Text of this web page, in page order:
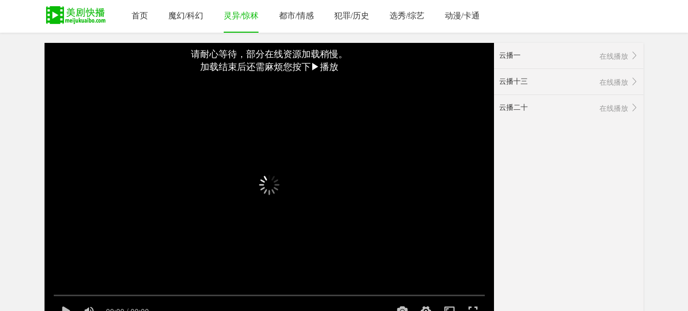
首页 魔幻/科幻 灵异/惊秫 都市/情感 犯罪/历史 选秀/综艺 动漫/卡通
请耐心等待，部分在线资源加载稍慢。
加载结束后还需麻烦您按下▶播放
在线播放
云播一
在线播放
云播十三
在线播放
云播二十